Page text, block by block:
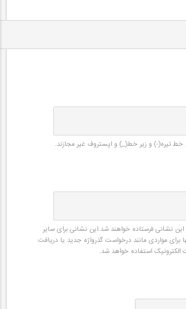
خط تیره(-) و زیر خط(_) و اپستروف غیر مجازند.
نشانی فرستاده خواهند شد.این نشانی برای سایر
برای مواردی مانند درخواست گذرواژه جدید یا دریافت
استفاده خواهد شد.